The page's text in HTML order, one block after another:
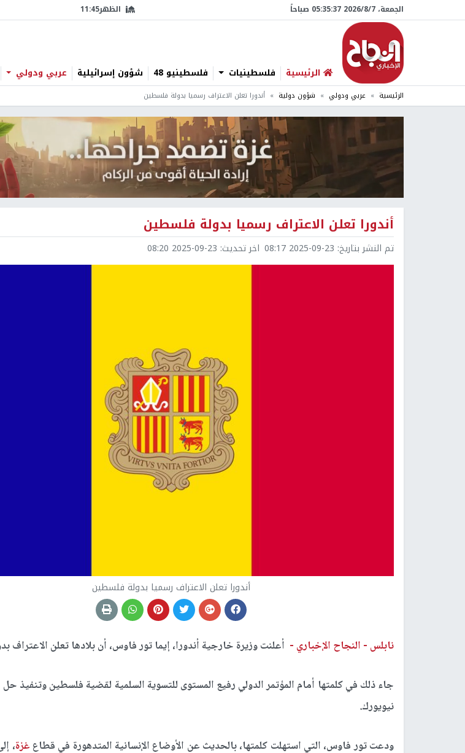
الجمعة، 7/‏8/‏2026 05:35:38 صباحاً الظهر11:45
الرئيسية فلسطينيات فلسطينيو 48 شؤون إسرائيلية عربي ودولي
الرئيسية عربي ودولي شؤون دولية أندورا تعلن الاعتراف رسميا بدولة فلسطين
أندورا تعلن الاعتراف رسميا بدولة فلسطين
تم النشر بتاريخ: 2025-09-23 08:17 اخر تحديث: 2025-09-23 08:20
أندورا تعلن الاعتراف رسميا بدولة فلسطين
نابلس - النجاح الإخباري - أعلنت وزيرة خارجية أندورا، إيما تور فاوس، أن بلادها تعلن الاعتراف
جاء ذلك في كلمتها أمام المؤتمر الدولي رفيع المستوى للتسوية السلمية لقضية فلسطين وتنفيذ حل
نيويورك.
ودعت تور فاوس، التي استهلت كلمتها، بالحديث عن الأوضاع الإنسانية المتدهورة في قطاع غزة،